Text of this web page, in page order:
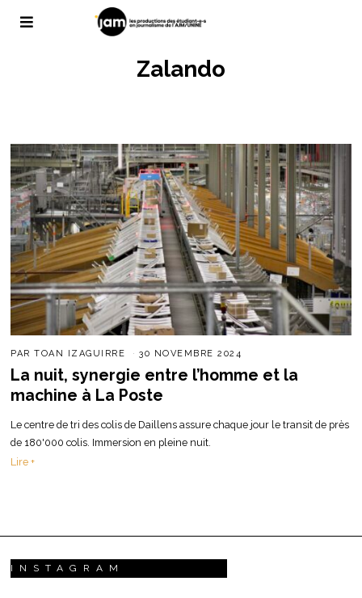
Zalando
PARTOAN IZAGUIRRE 30 NOVEMBRE 2024
La nuit, synergie entre l’homme et la
machine à La Poste
Le centre de tri des colis de Daillens assure chaque jour le transit de près
de 180'000 colis. Immersion en pleine nuit.
Lire +
INSTAGRAM